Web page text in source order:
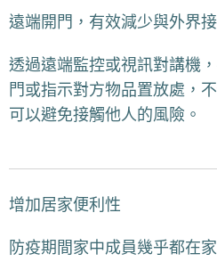
遠端開門，有效減少與外界
透過遠端監控或視訊對講機
門或指示對方物品置放處，
可以避免接觸他人的風險。
增加居家便利性
防疫期間家中成員幾乎都在